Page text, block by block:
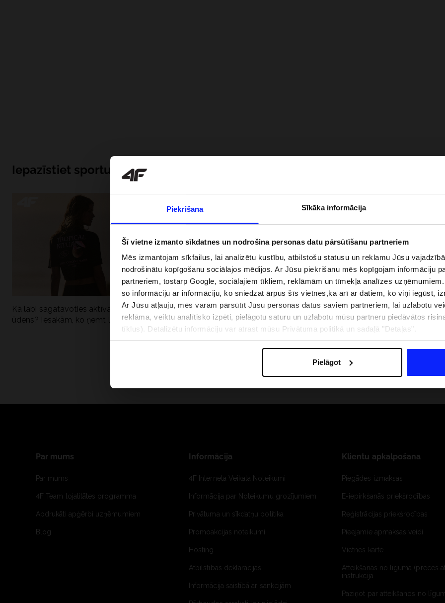
Piekrišana Sīkāka informācija
Šī vietne izmanto sīkdatnes un nodrošina personas datu pārsūtīšanu partneriem
Mēs izmantojam sīkfailus, lai analizētu kustību, atbilstošu statusu un reklamu Jūsu
nodrošinātu kopīgošanu sociālajos mēdijos. Ar Jūsu piekrišanu mēs kopīgojam informāciju
partneriem, tostarp Google, sociālajiem tīkliem, reklāmām un tīmekļa analīzes
so informāciju ar informāciju, ko sniedzat ārpus šīs vietnes,ka arī ar datiem, ko viņi iegūst,
Ar Jūsu atļauju, mēs varam pārsūtīt Jūsu personas datus saviem partneriem, lai uzlabotu
reklāma, veiktu analītisko izpēti, pielāgotu saturu un uzlabotu mūsu partneru piedāvātos
tīklus). Detalizētu informāciju var atrast mūsu Privātuma politikā un sadaļā "Detaļas".
Pielāgot
Iepazīstiet sportu no iekšpuses
Kā labi sagatavoties aktīvai dienai pie
ūdens? Iesakām, ko ņemt līdzi
Kāpēc UV aizsardzībai pie ūdens jābūt
dubultai: UPF apģērbs + SPF
Jaunā 4F tenisa un padela kolekcija.
Sportiska funkcionalitāte satiekas ar
mūsdienīgu stilu
VEIKALU ADRESES B2B 4F TEAM LOJALITĀTES
Par mums
Par mums
4F Team lojalitātes programma
Apdrukāti apģērbi uzņēmumiem
Blog
Informācija
4F Interneta Veikala Noteikumi
Informācija par Noteikumu grozījumiem
Privātuma un sīkdatņu politika
Promoakcijas noteikumi
Hosting
Atbilstības deklarācijas
Informācija saistībā ar sankcijām
Klientu apkalpošana
Piegādes izmaksas
E-iepirkšanās priekšrocības
Reģistrācijas priekšrocības
Pieejamie apmaksas veidi
Vietnes karte
Atteikšanās no līguma (preces
instrukcija
Paziņot par atteikšanos no